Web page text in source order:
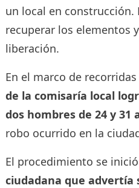
un local en construcción.
recuperar los elementos
liberación.
En el marco de
de la comisaría local
dos hombres de 24 y 31
robo ocurrido en la
El procedimiento se
ciudadana que advertía